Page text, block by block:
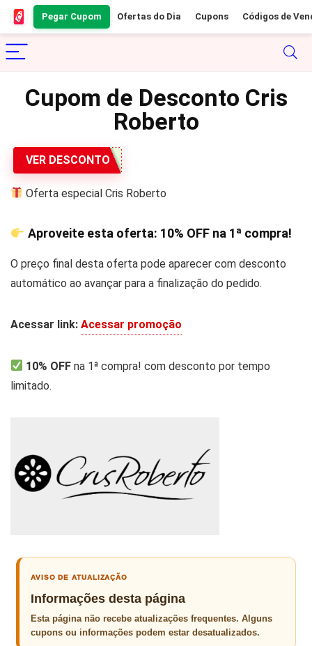
Pegar Cupom Ofertas do Dia Cupons Códigos de
Cupom de Desconto Cris
Roberto
VER DESCONTO
Oferta especial Cris Roberto
Aproveite esta oferta: 10% OFFna 1ª compra!
O preço final desta oferta pode aparecer com desconto
automático ao avançar para a finalização do pedido.
Acessar link: Acessar promoção
10% OFF na 1ª compra! com desconto por tempo
limitado.
AVISO DE ATUALIZAÇÃO
Informações desta página
Esta página não recebe atualizações frequentes. Alguns
cupons ou informações podem estar desatualizados.